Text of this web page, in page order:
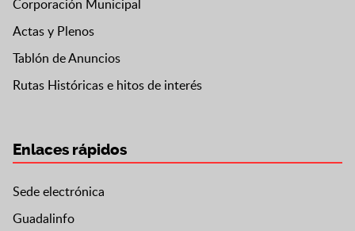
Corporación Municipal
Actas y Plenos
Tablón de Anuncios
Rutas Históricas e hitos de interés
Enlaces rápidos
Sede electrónica
Guadalinfo